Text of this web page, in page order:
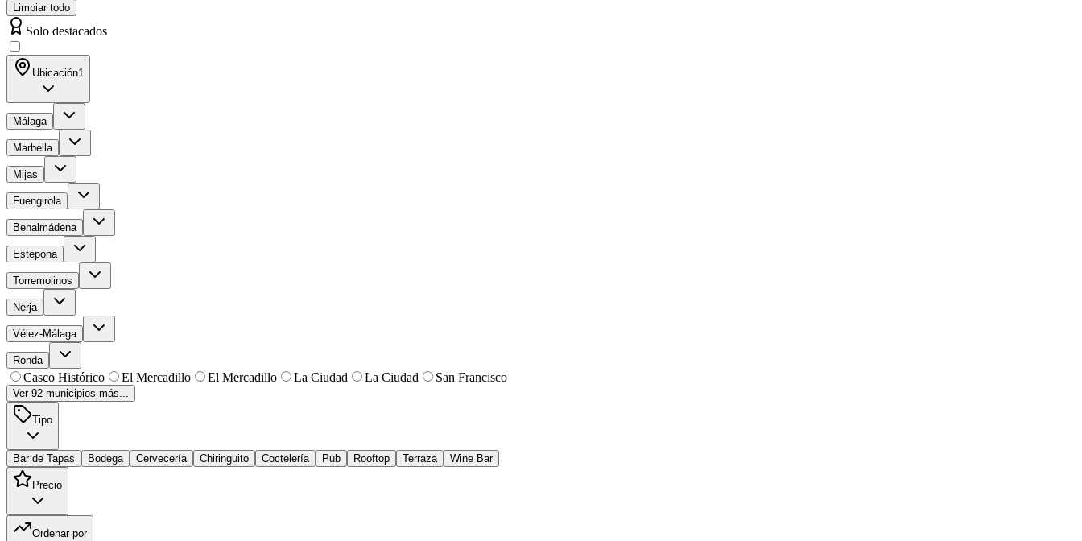
Limpiar todo
Solo destacados
Ubicación1
Málaga
Marbella
Mijas
Fuengirola
Benalmádena
Estepona
Torremolinos
Nerja
Vélez-Málaga
Ronda
Casco Histórico El Mercadillo El Mercadillo La Ciudad La Ciudad San Francisco
Ver 92 municipios más...
Tipo
Bar de Tapas Bodega Cervecería Chiringuito Coctelería Pub Rooftop Terraza Wine Bar
Precio
Ordenar por